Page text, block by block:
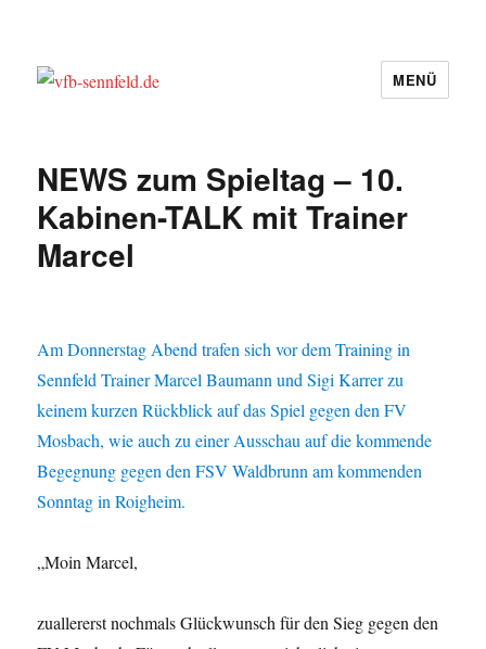
MENÜ
NEWS zum Spieltag – 10.
Kabinen-TALK mit Trainer
Marcel
Am Donnerstag Abend trafen sich vor dem Training in
Sennfeld Trainer Marcel Baumann und Sigi Karrer zu
keinem kurzen Rückblick auf das Spiel gegen den FV
Mosbach, wie auch zu einer Ausschau auf die kommende
Begegnung gegen den FSV Waldbrunn am kommenden
Sonntag in Roigheim.
„Moin Marcel,
zuallererst nochmals Glückwunsch für den Sieg gegen den